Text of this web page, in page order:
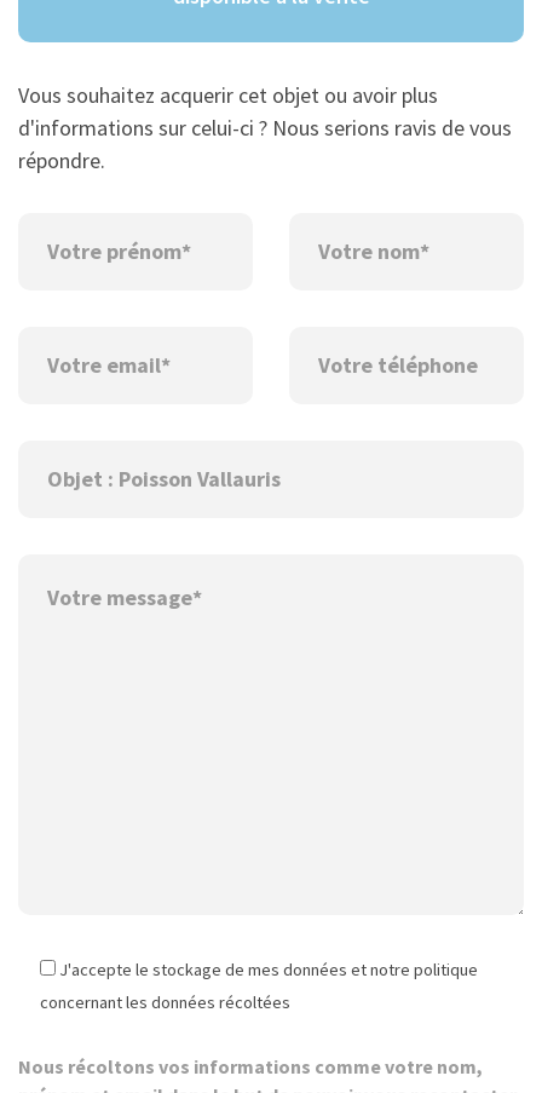
Vous souhaitez acquerir cet objet ou avoir plus
d'informations sur celui-ci ? Nous serions ravis de vous
répondre.
J'accepte le stockage de mes données et notre politique
concernant les données récoltées
Nous récoltons vos informations comme votre nom,